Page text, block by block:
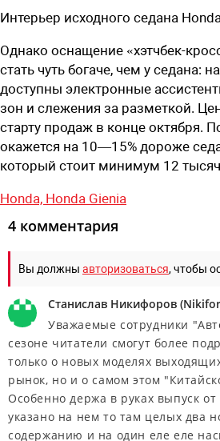
Интерьер исходного седана
Однако оснащение «хэтчбек-
стать чуть богаче, чем у седана:
доступны электронные
зон и слежения за разметкой.
старту продаж в конце октября.
окажется на 10—15% дороже
который стоит минимум 12
Honda, Honda Gienia
4 комментария
Вы должны авторизоваться, чтобы
Станислав Никифоров (
Уважаемые сотрудники
сезоне читатели смогут более
только о новых моделях
рынок, но и о самом этом
Особенно держа в руках выпуск от
указано на нем то там целых два
содержанию и на один еле еле